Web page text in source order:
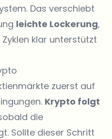
Das verschiebt
leichte Lockerung,
klar unterstützt
zuerst auf
Krypto folgt
die
Sollte dieser Schritt